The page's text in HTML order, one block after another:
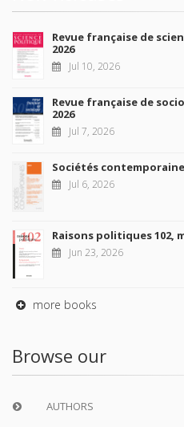
Revue française de
2026
Jul 10, 2026
Revue française de
2026
Jul 7, 2026
Sociétés
Jul 6, 2026
Raisons politiques 102,
Jun 23, 2026
more books
Browse our
AUTHORS